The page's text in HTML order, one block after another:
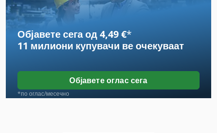
International 434
International 584
Stavostroj Vp 200
Stp 3
Објавете сега од 4,49 €*
11 милиони купувачи ве очекуваат
Објавете оглас сега
*по оглас/месечно